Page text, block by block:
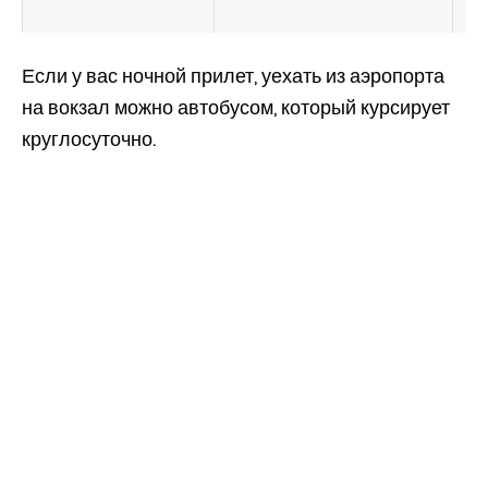
Если у вас ночной прилет, уехать из аэропорта
на вокзал можно автобусом, который курсирует
круглосуточно.